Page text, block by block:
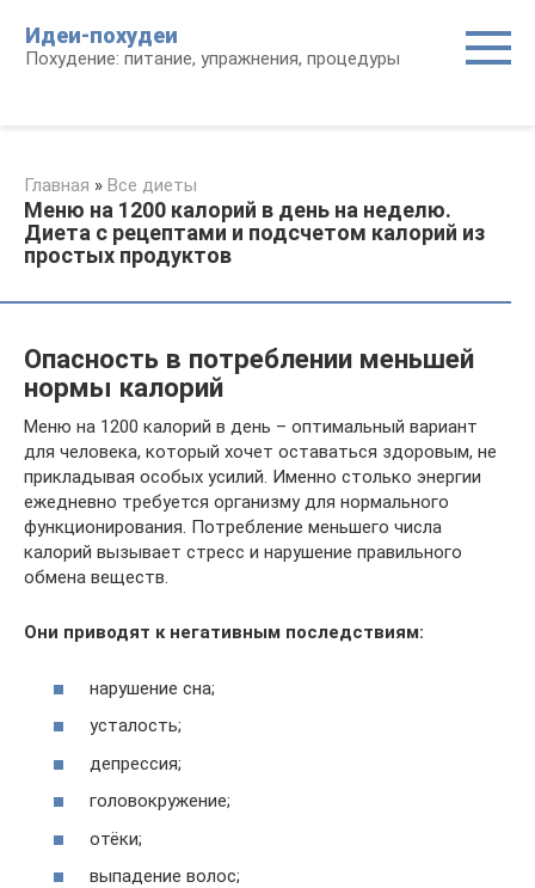
контенту
Идеи-похудеи
Похудение: питание, упражнения, процедуры
Главная » Все диеты
Меню на 1200 калорий в день на неделю.
Диета с рецептами и подсчетом калорий из
простых продуктов
Опасность в потреблении меньшей
нормы калорий
Меню на 1200 калорий в день – оптимальный вариант
для человека, который хочет оставаться здоровым, не
прикладывая особых усилий. Именно столько энергии
ежедневно требуется организму для нормального
функционирования. Потребление меньшего числа
калорий вызывает стресс и нарушение правильного
обмена веществ.
Они приводят к негативным последствиям:
нарушение сна;
усталость;
депрессия;
головокружение;
отёки;
выпадение волос;